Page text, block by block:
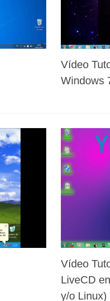
Vídeo
Windows
Vídeo
LiveCD
y/o Linux)